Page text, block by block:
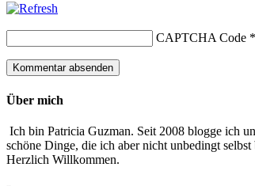
CAPTCHA Code *
Über mich
Ich bin Patricia Guzman. Seit 2008 blogge ich
schöne Dinge, die ich aber nicht unbedingt
Herzlich Willkommen.